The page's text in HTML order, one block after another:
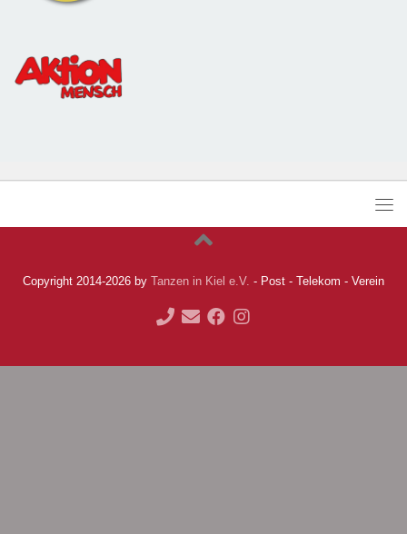
Copyright 2014-2026 by Tanzen in Kiel e.V. - Post - Telekom - Verein